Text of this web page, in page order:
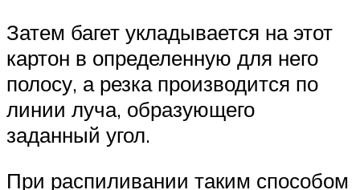
Затем багет укладывается на этот
картон в определенную для него
полосу, а резка производится по
линии луча, образующего
заданный угол.
При распиливании таким способом